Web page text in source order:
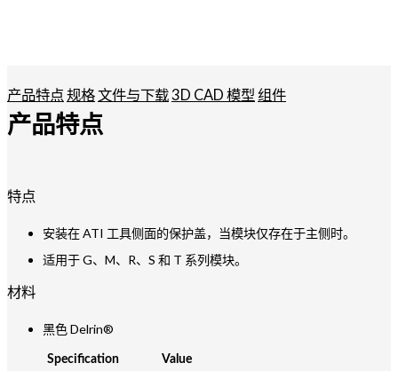
产品特点 规格文件与下载3D CAD 模型 组件
产品特点
特点
安装在 ATI 工具侧面的保护盖，当模块仅存在于主侧时。
适用于 G、M、R、S 和 T 系列模块。
材料
黑色 Delrin®
Specification Value